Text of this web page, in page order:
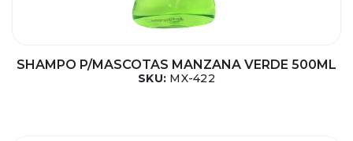
SHAMPO P/MASCOTAS MANZANA VERDE 500ML
SKU: MX-422